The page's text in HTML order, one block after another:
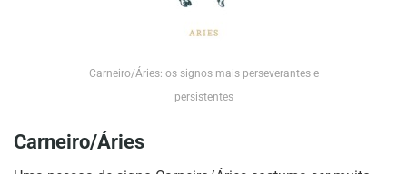
Carneiro/Áries: os signos mais perseverantes e
persistentes
Carneiro/Áries